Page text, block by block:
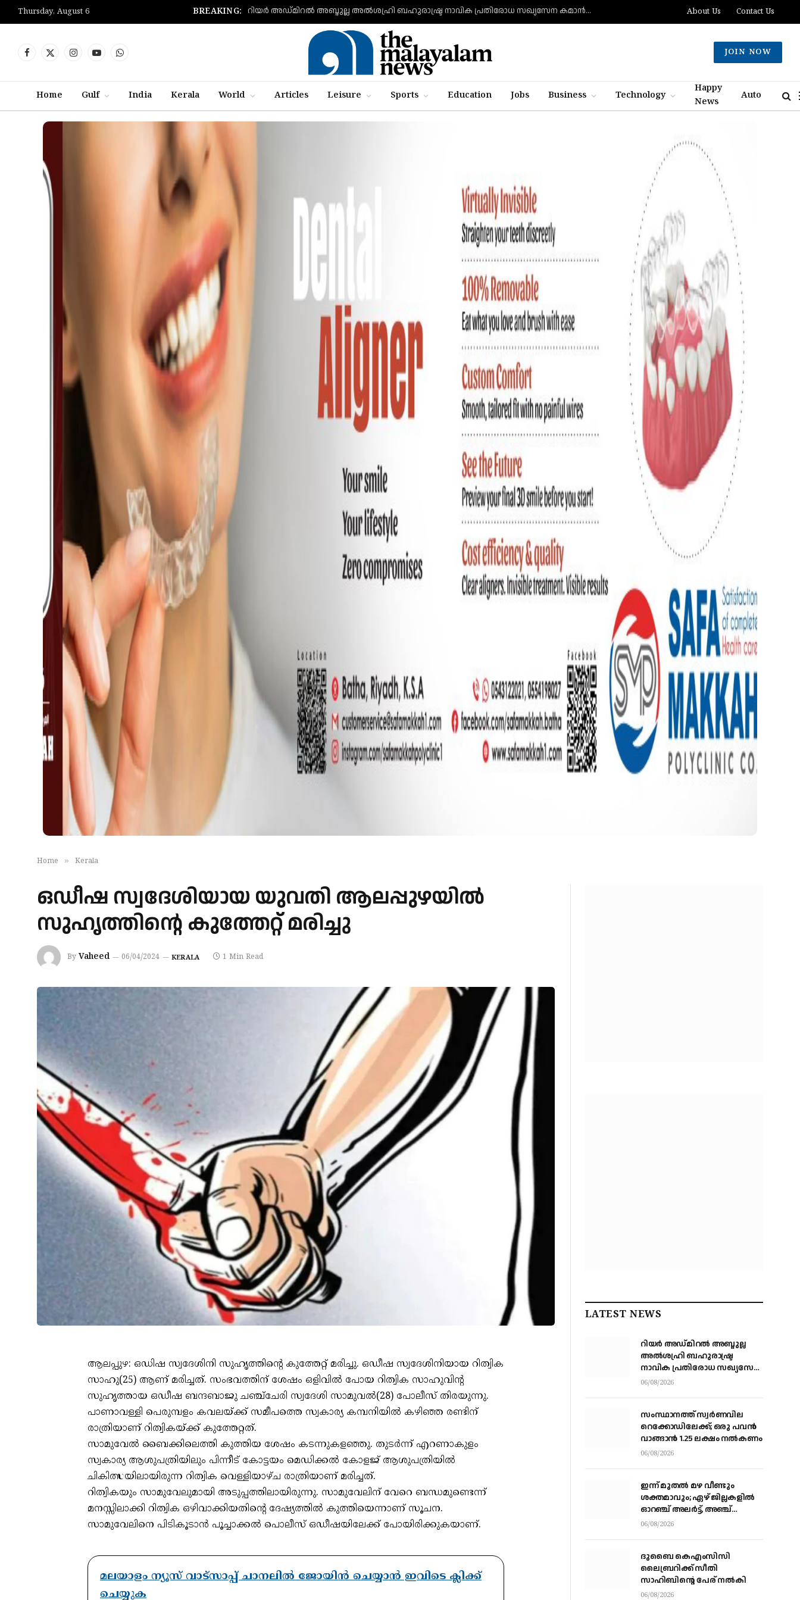
Thursday, August 6 BREAKING: റിയര്‍ അഡ്മിറല്‍ അബ്ദുല്ല അല്‍ശഹ്രി ബഹുരാഷ്ട്ര നാവിക പ്രതിരോധ സഖ്യസേന കമാന്‍ഡര്‍ About Us Contact Us
Facebook
X
InstagramYouTubeWhatsApp
JOIN NOW
Home Gulf India Kerala World Articles Leisure Sports Education Jobs Business Technology
Happy
News
Auto
Home » Kerala
ഒഡീഷ സ്വദേശിയായ യുവതി ആലപ്പുഴയിൽ
സുഹൃത്തിന്റെ കുത്തേറ്റ് മരിച്ചു
By Vaheed 06/04/2024 KERALA 1 Min Read
ആലപ്പുഴ: ഒഡിഷ സ്വദേശിനി സുഹൃത്തിന്റെ കുത്തേറ്റ് മരിച്ചു. ഒഡീഷ സ്വദേശിനിയായ റിത്വിക
സാഹു(25) ആണ്‌ മരിച്ചത്. സംഭവത്തിന് ശേഷം ഒളിവിൽ പോയ റിത്വിക സാഹുവിൻ്റ
സുഹൃത്തായ ഒഡീഷ ബന്ദബാജു ചഞ്ച്ചേരി സ്വദേശി സാമുവൽ(28) പോലീസ് തിരയുന്നു.
പാണാവള്ളി പെരുമ്പളം കവലയ്ക്ക് സമീപത്തെ സ്വകാര്യ കമ്പനിയിൽ കഴിഞ്ഞ രണ്ടിന്
രാത്രിയാണ് റിത്വികയ്ക്ക് കുത്തേറ്റത്.
സാമുവേൽ ബൈക്കിലെത്തി കുത്തിയ ശേഷം കടന്നുകളഞ്ഞു. തുടർന്ന് എറണാകുളം
സ്വകാര്യ ആശുപത്രിയിലും പിന്നീട് കോട്ടയം മെഡിക്കൽ കോളജ് ആശുപത്രിയിൽ
ചികിത്സയിലായിരുന്ന റിത്വിക വെള്ളിയാഴ്ച രാത്രിയാണ് മരിച്ചത്.
റിത്വികയും സാമുവേലുമായി അടുപ്പത്തിലായിരുന്നു. സാമുവേലിന് വേറെ ബന്ധമുണ്ടെന്ന്
മനസ്സിലാക്കി റിത്വിക ഒഴിവാക്കിയതിന്റെ ദേഷ്യത്തിൽ കുത്തിയെന്നാണ് സൂചന.
സാമുവേലിനെ പിടികൂടാൻ പൂച്ചാക്കൽ പൊലീസ് ഒഡീഷയിലേക്ക് പോയിരിക്കുകയാണ്.
മലയാളം ന്യൂസ് വാട്സാപ്പ് ചാനലിൽ ജോയിൻ ചെയ്യാൻ ഇവിടെ ക്ലിക്ക്
ചെയ്യുക
LATEST NEWS
റിയര്‍ അഡ്മിറല്‍ അബ്ദുല്ല
അല്‍ശഹ്രി ബഹുരാഷ്ട്ര
നാവിക പ്രതിരോധ സഖ്യസേന
കമാന്‍ഡര്‍
06/08/2026
സംസ്ഥാനത്ത് സ്വര്‍ണവില
റെക്കോഡിലേക്ക്; ഒരു പവന്‍
വാങ്ങാന്‍ 1.25 ലക്ഷം നല്‍കണം
06/08/2026
ഇന്ന് മുതല്‍ മഴ വീണ്ടും
ശക്തമാവും; ഏഴ് ജില്ലകളില്‍
ഓറഞ്ച് അലര്‍ട്ട്, അഞ്ച്
താലൂക്കുകളില്‍ അവധി
06/08/2026
ദുബൈ കെഎംസിസി
ലൈബ്രറിക്ക് സീതി
സാഹിബിന്റെ പേര് നല്‍കി
06/08/2026